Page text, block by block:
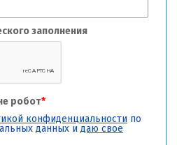
заполнения
робот*
конфиденциальности по
данных и даю свое